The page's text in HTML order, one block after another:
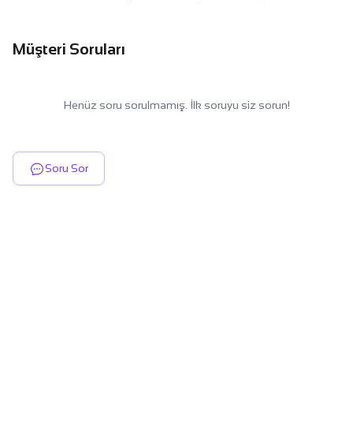
Müşteri Soruları
Henüz soru sorulmamış. İlk soruyu siz sorun!
Soru Sor